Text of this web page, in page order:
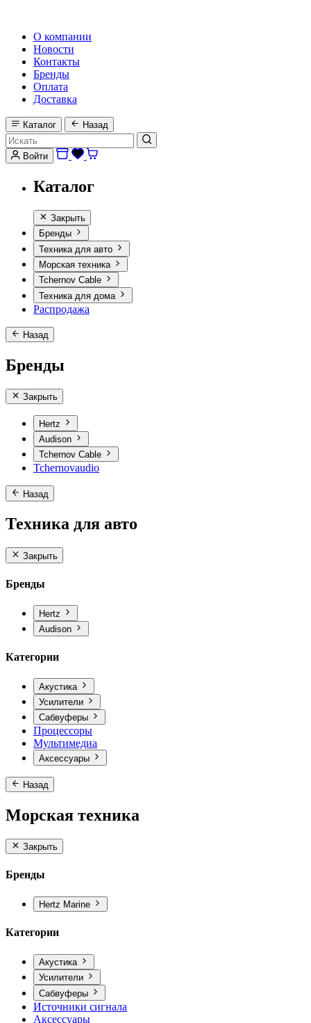
О компании
Новости
Контакты
Бренды
Оплата
Доставка
Каталог Назад
Войти
Каталог
Закрыть
Бренды
Техника для авто
Морская техника
Tchernov Cable
Техника для дома
Распродажа
Назад
Бренды
Закрыть
Hertz
Audison
Tchernov Cable
Tchernovaudio
Назад
Техника для авто
Закрыть
Бренды
Hertz
Audison
Категории
Акустика
Усилители
Сабвуферы
Процессоры
Мультимедиа
Аксессуары
Назад
Морская техника
Закрыть
Бренды
Hertz Marine
Категории
Акустика
Усилители
Сабвуферы
Источники сигнала
Аксессуары